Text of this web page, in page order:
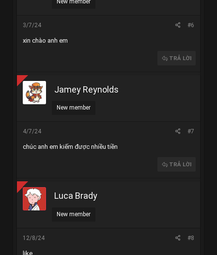
New member
3/7/24 #6
xin chào anh em
TRẢ LỜI
Jamey Reynolds
New member
4/7/24 #7
chúc anh em kiếm được nhiều tiền
TRẢ LỜI
Luca Brady
New member
12/8/24 #8
like